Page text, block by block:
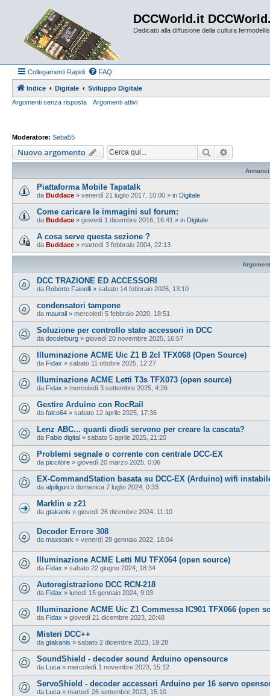
DCCWorld.it
Dedicato alla diffusione della cultura
Collegamenti Rapidi FAQ
Indice Digitale
Sviluppo Digitale
Argomenti senza risposta
Argomenti attivi
Moderatore: Seba55
Nuovo argomento Cerca
Annunci
Piattaforma Mobile Tapatalk
da Buddace » venerdì 21 luglio 2017, 10:00 » in Digitale
Come caricare le immagini sul forum:
da Buddace » giovedì 1 dicembre 2016, 16:41 » in Digitale
A cosa serve questa sezione ?
da Buddace » martedì 3 febbraio 2004, 22:13
DCC TRAZIONE ED ACCESSORI
da Roberto Fainelli » sabato 14 febbraio 2026, 13:10
condensatori tampone
da maurail » mercoledì 5 febbraio 2020, 18:51
Soluzione per controllo stato accessori in DCC
da docdelburg » giovedì 20 novembre 2025, 16:57
Illuminazione ACME Uic Z1 B 2cl TFX068 (Open Source)
da Fidax » sabato 11 ottobre 2025, 12:27
Illuminazione ACME Letti T3s TFX073 (open source)
da Fidax » mercoledì 3 settembre 2025, 4:26
Gestire Arduino con RocRail
da falco64 » sabato 12 aprile 2025, 17:36
Lenz ABC... quanti diodi servono per creare la cascata?
da Fabio digital » sabato 5 aprile 2025, 21:20
Problemi segnale o corrente con centrale DCC-EX
da piccilore » giovedì 20 marzo 2025, 0:06
EX‑CommandStation basata su DCC-EX (Arduino) wifi
da alpiliguri » domenica 7 luglio 2024, 0:33
Marklin e z21
da gtakanis » giovedì 26 dicembre 2024, 11:10
Decoder Errore 308
da maxstark » venerdì 28 gennaio 2022, 18:04
Illuminazione ACME Letti MU TFX064 (open source)
da Fidax » sabato 22 giugno 2024, 18:34
Autoregistrazione DCC RCN-218
da Fidax » lunedì 15 gennaio 2024, 9:03
Illuminazione ACME Uic Z1 Commessa IC901 TFX066 (open
da Fidax » giovedì 21 dicembre 2023, 20:48
Misteri DCC++
da gtakanis » sabato 2 dicembre 2023, 19:28
SoundShield - decoder sound Arduino opensource
da Luca » mercoledì 1 novembre 2023, 15:12
ServoShield - decoder accessori Arduino per 16 servo
da Luca » martedì 26 settembre 2023, 15:10